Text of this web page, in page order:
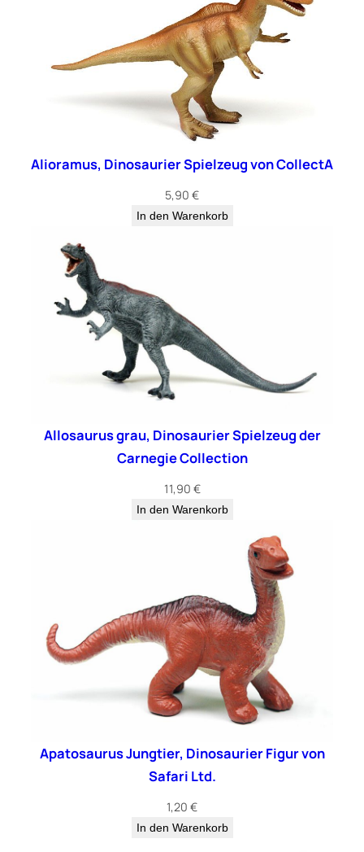
Alioramus, Dinosaurier Spielzeug von CollectA
5,90 €
In den Warenkorb
Allosaurus grau, Dinosaurier Spielzeug der
Carnegie Collection
11,90 €
In den Warenkorb
Apatosaurus Jungtier, Dinosaurier Figur von
Safari Ltd.
1,20 €
In den Warenkorb